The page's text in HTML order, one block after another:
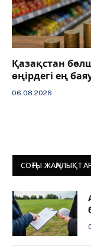
Қазақстан
өңірдегі ең
06.08.2026
СОҢҒЫ